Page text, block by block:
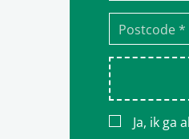
Ja, ik ga